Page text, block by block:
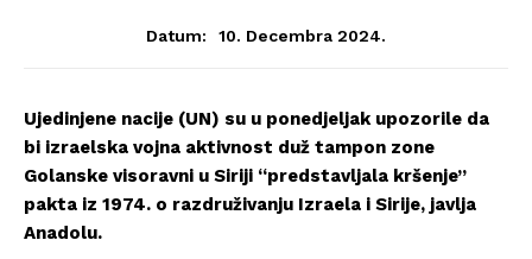
Datum: 10. Decembra 2024.
Ujedinjene nacije (UN) su u ponedjeljak upozorile da
bi izraelska vojna aktivnost duž tampon zone
Golanske visoravni u Siriji “predstavljala kršenje”
pakta iz 1974. o razdruživanju Izraela i Sirije, javlja
Anadolu.